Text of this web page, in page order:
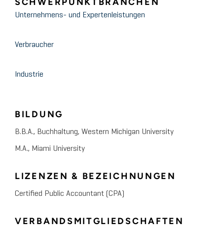
Unternehmens- und Expertenleistungen
Verbraucher
Industrie
BILDUNG
B.B.A., Buchhaltung, Western Michigan University
M.A., Miami University
LIZENZEN & BEZEICHNUNGEN
Certified Public Accountant (CPA)
VERBANDSMITGLIEDSCHAFTEN